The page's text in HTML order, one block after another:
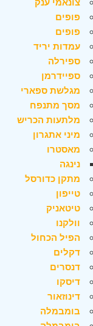
צונאמי ענק
פופים
פופים
עמדות יריד
ספירלה
ספיידרמן
מגלשת ספארי
מסך מתנפח
מלתעות הכריש
מיני אתגרון
מאסטרו
נינגה
מתקן כדורסל
טייפון
טיטאניק
וולקנו
הפיל הכחול
דקלים
דנסרים
דיסקו
דינוזאור
בומבמלה